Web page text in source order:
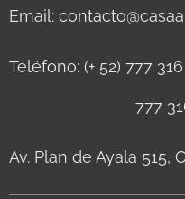
Email:
Teléfono: (+ 52) 777
777 316
Av. Plan de Ayala 515,